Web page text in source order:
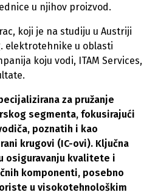
u njihov proizvod.
koji je na studiju u Austriji
elektrotehnike u oblasti
koju vodi, ITAM Services,
za pružanje
segmenta, fokusirajući
poznatih i kao
krugovi (IC-ovi). Ključna
osiguravanju kvalitete i
komponenti, posebno
u visokotehnološkim